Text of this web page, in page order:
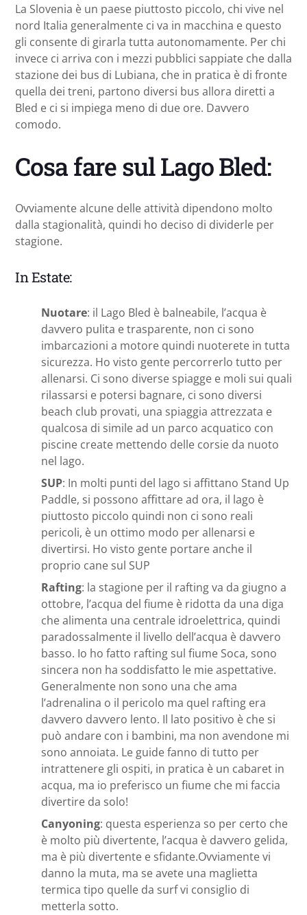
La Slovenia è un paese piuttosto piccolo, chi vive nel
nord Italia generalmente ci va in macchina e questo
gli consente di girarla tutta autonomamente. Per chi
invece ci arriva con i mezzi pubblici sappiate che dalla
stazione dei bus di Lubiana, che in pratica è di fronte
quella dei treni, partono diversi bus allora diretti a
Bled e ci si impiega meno di due ore. Davvero
comodo.
Cosa fare sul Lago Bled:
Ovviamente alcune delle attività dipendono molto
dalla stagionalità, quindi ho deciso di dividerle per
stagione.
In Estate:
Nuotare: il Lago Bled è balneabile, l’acqua è
davvero pulita e trasparente, non ci sono
imbarcazioni a motore quindi nuoterete in tutta
sicurezza. Ho visto gente percorrerlo tutto per
allenarsi. Ci sono diverse spiagge e moli sui quali
rilassarsi e potersi bagnare, ci sono diversi
beach club provati, una spiaggia attrezzata e
qualcosa di simile ad un parco acquatico con
piscine create mettendo delle corsie da nuoto
nel lago.
SUP: In molti punti del lago si affittano Stand Up
Paddle, si possono affittare ad ora, il lago è
piuttosto piccolo quindi non ci sono reali
pericoli, è un ottimo modo per allenarsi e
divertirsi. Ho visto gente portare anche il
proprio cane sul SUP
Rafting: la stagione per il rafting va da giugno a
ottobre, l’acqua del fiume è ridotta da una diga
che alimenta una centrale idroelettrica, quindi
paradossalmente il livello dell’acqua è davvero
basso. Io ho fatto rafting sul fiume Soca, sono
sincera non ha soddisfatto le mie aspettative.
Generalmente non sono una che ama
l’adrenalina o il pericolo ma quel rafting era
davvero davvero lento. Il lato positivo è che si
può andare con i bambini, ma non avendone mi
sono annoiata. Le guide fanno di tutto per
intrattenere gli ospiti, in pratica è un cabaret in
acqua, ma io preferisco un fiume che mi faccia
divertire da solo!
Canyoning: questa esperienza so per certo che
è molto più divertente, l’acqua è davvero gelida,
ma è più divertente e sfidante.Ovviamente vi
danno la muta, ma se avete una maglietta
termica tipo quelle da surf vi consiglio di
metterla sotto.